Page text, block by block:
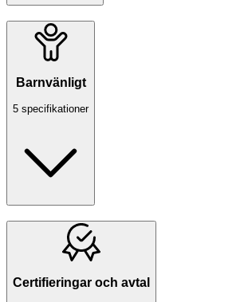
Barnvänligt
5 specifikationer
Certifieringar och avtal